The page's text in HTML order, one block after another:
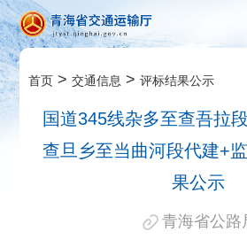
首页 >交通信息 >评标结果公示
国道345线杂多至查吾拉
查旦乡至当曲河段代建+
果公示
青海省公路